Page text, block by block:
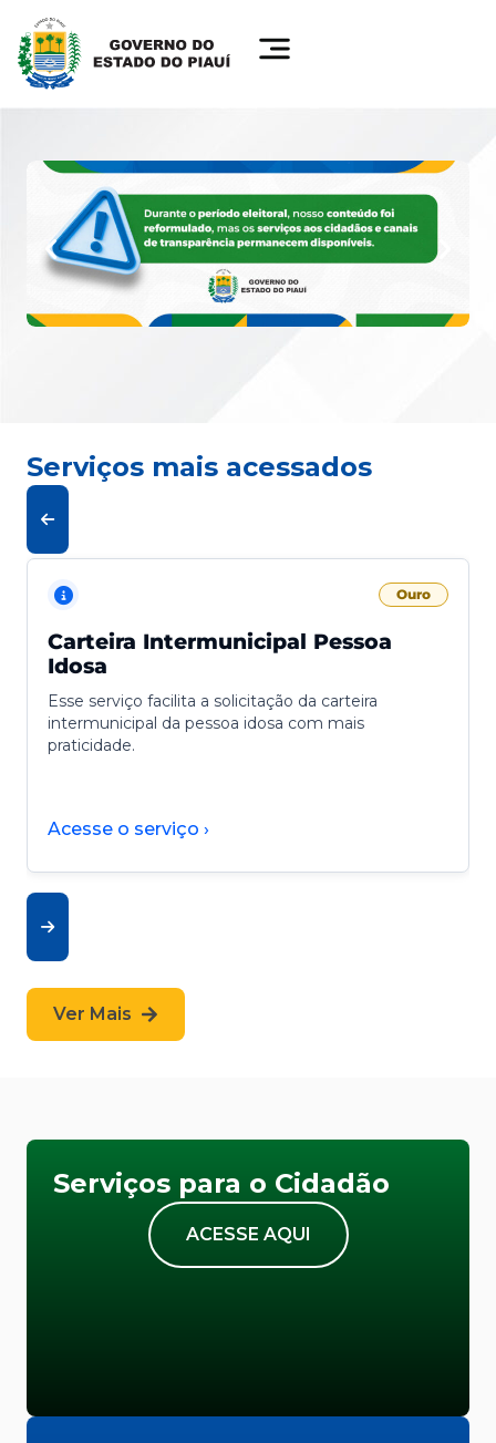
Serviços mais acessados
Ouro
Carteira Intermunicipal Pessoa
Idosa
Esse serviço facilita a solicitação da carteira
intermunicipal da pessoa idosa com mais
praticidade.
Acesse o serviço ›
Ver Mais
Serviços para o Cidadão
ACESSE AQUI